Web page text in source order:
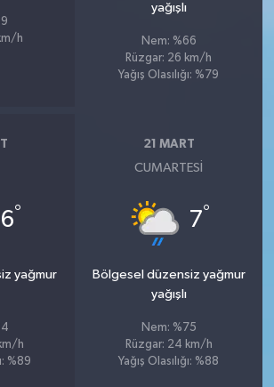
h
yağışlı
Nem: %66
Rüzgar: 26 km/h
Yağış Olasılığı: %79
6°
yağmur
h
%89
21 MART
CUMARTESI
7°
Bölgesel düzensiz yağmur
yağışlı
Nem: %75
Rüzgar: 24 km/h
Yağış Olasılığı: %88